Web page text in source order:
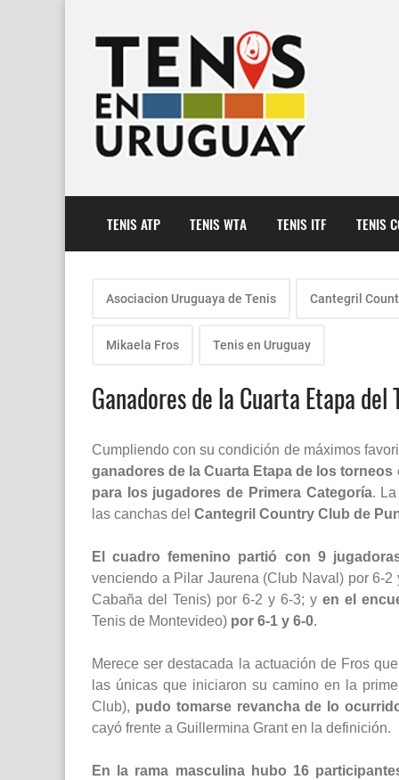
TENIS ATP TENIS WTA TENIS ITF TENIS
Asociacion Uruguaya de Tenis Cantegril
Mikaela Fros Tenis en Uruguay
Ganadores de la Cuarta Etapa
Cumpliendo con su condición de máximos
ganadores de la Cuarta Etapa de los
para los jugadores de Primera Categoría. La
las canchas del Cantegril Country Club de
El cuadro femenino partió con 9
venciendo a Pilar Jaurena (Club Naval) por 6-
Cabaña del Tenis) por 6-2 y 6-3; y en el
Tenis de Montevideo) por 6-1 y 6-0.
Merece ser destacada la actuación de Fros
las únicas que iniciaron su camino en la
Club), pudo tomarse revancha de lo
cayó frente a Guillermina Grant en la definición.
En la rama masculina hubo 16